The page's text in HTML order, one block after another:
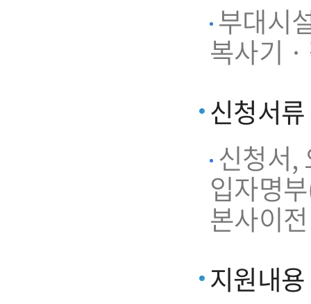
부대시
복사기
신청서류
신청서,
입자명
본사이
지원내용